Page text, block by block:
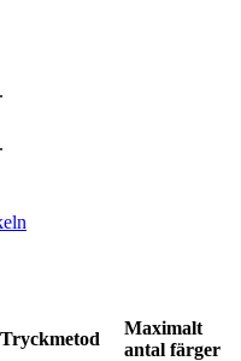
Tryckmetod
Maximalt
antal färger